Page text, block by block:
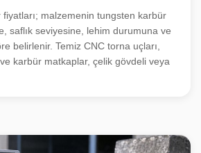
malzemenin tungsten karbür
saflık seviyesine, lehim durumuna ve
belirlenir. Temiz CNC torna uçları,
karbür matkaplar, çelik gövdeli veya